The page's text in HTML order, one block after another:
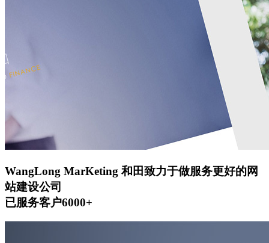
WangLong MarKeting 和田致力于做服务更好的网
站建设公司
已服务客户6000+